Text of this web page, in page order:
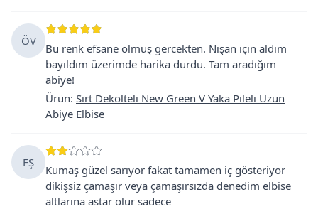
ÖV
Bu renk efsane olmuş gercekten. Nişan için aldım
bayıldım üzerimde harika durdu. Tam aradığım
abiye!
Ürün: Sırt Dekolteli New Green V Yaka Pileli Uzun
Abiye Elbise
FŞ
Kumaş güzel sarıyor fakat tamamen iç gösteriyor
dikişsiz çamaşır veya çamaşırsızda denedim elbise
altlarına astar olur sadece